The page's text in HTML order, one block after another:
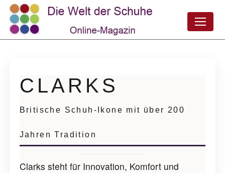
CLARKS
Britische Schuh-Ikone mit über 200
Jahren Tradition
Clarks steht für Innovation, Komfort und